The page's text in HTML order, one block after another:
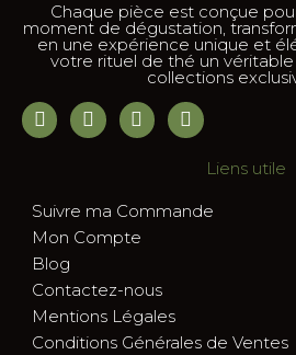
Chaque pièce est conçue
moment de dégustation,
en une expérience unique et
votre rituel de thé un véritable
collections
Liens utile
Suivre ma Commande
Mon Compte
Blog
Contactez-nous
Mentions Légales
Conditions Générales de Ventes